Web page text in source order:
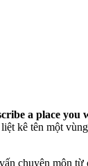
a place
kê tên một
chuyên môn